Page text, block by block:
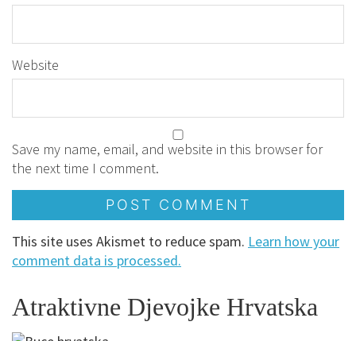
Website
Save my name, email, and website in this browser for
the next time I comment.
This site uses Akismet to reduce spam. Learn how your
comment data is processed.
Atraktivne Djevojke Hrvatska